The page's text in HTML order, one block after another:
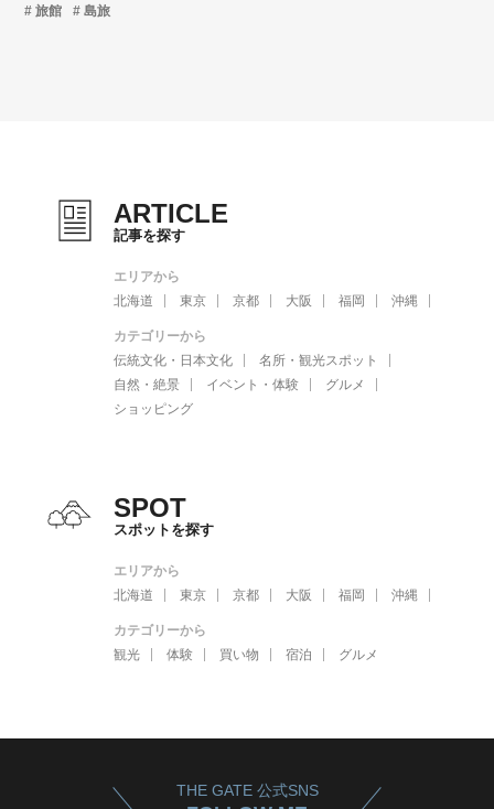
旅館 島旅
ARTICLE
記事を探す
エリアから
北海道
東京 京都 大阪 福岡 沖縄
カテゴリーから
伝統文化・日本文化
名所・観光スポット
自然・絶景
イベント・体験
グルメ
ショッピング
SPOT
スポットを探す
エリアから
北海道
東京 京都 大阪 福岡 沖縄
カテゴリーから
観光
体験 買い物 宿泊 グルメ
THE GATE 公式SNS